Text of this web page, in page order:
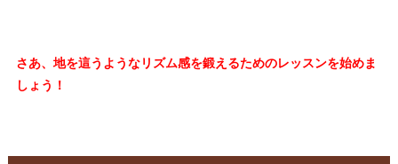
さあ、地を這うようなリズム感を鍛えるためのレッスンを始めま
しょう！